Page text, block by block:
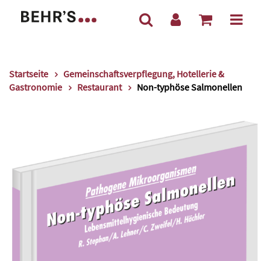
Startseite
Gemeinschaftsverpflegung, Hotellerie &
Gastronomie
Restaurant Non-typhöse Salmonellen